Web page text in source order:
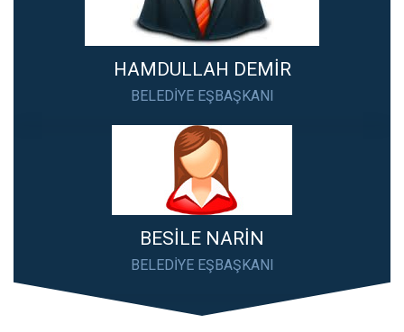
HAMDULLAH DEMİR
BELEDİYE EŞBAŞKANI
BESİLE NARİN
BELEDİYE EŞBAŞKANI